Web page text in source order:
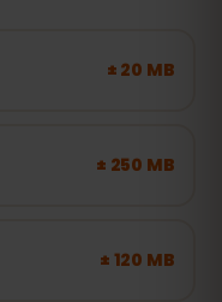
± 20 MB
± 250 MB
± 120 MB